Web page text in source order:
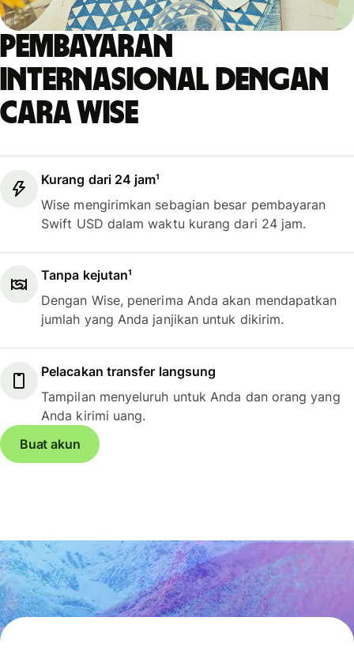
Pembayaran
internasional dengan
cara Wise
Kurang dari 24 jam¹
Wise mengirimkan sebagian besar pembayaran
Swift USD dalam waktu kurang dari 24 jam.
Tanpa kejutan¹
Dengan Wise, penerima Anda akan mendapatkan
jumlah yang Anda janjikan untuk dikirim.
Pelacakan transfer langsung
Tampilan menyeluruh untuk Anda dan orang yang
Anda kirimi uang.
Buat akun